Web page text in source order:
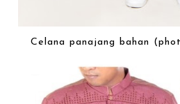
Celana panajang bahan